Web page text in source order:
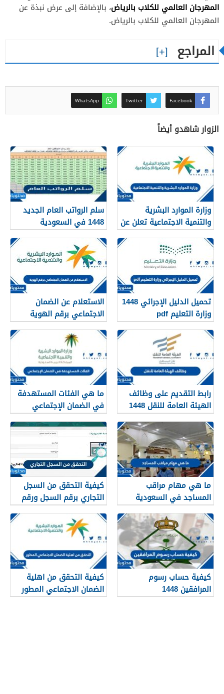
المهرجان العالمي للكلاب بالرياض، بالإضافة إلى عرض نبذة عن
المهرجان العالمي للكلاب بالرياض.
المراجع
Facebook
Twitter
WhatsApp
الزوار شاهدو أيضاً
وزارة الموارد البشرية
والتنمية الاجتماعية تعلن عن
تفعيل نظام الضمان
الاجتماعي المطور والجديد
1448
سلم الرواتب العام الجديد
1448 في السعودية
تحميل الدليل الإجرائي 1448
وزارة التعليم pdf
الاستعلام عن الضمان
الاجتماعي برقم الهوية
1448
رابط التقديم على وظائف
الهيئة العامة للنقل 1448
في الرياض
ما هي الفئات المستهدفة
في الضمان الإجتماعي
الجديد 1448
ما هي مهام مراقب
المساجد في السعودية
1448
كيفية التحقق من السجل
التجاري برقم السجل ورقم
الهوية 1448
كيفية حساب رسوم
المرافقين 1448
كيفية التحقق من اهلية
الضمان الاجتماعي المطور
1448